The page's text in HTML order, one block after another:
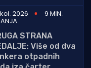
2026
9 MIN.
STRANA
Više od dva
otpadnih